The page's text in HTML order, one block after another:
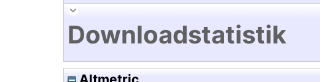
Downloadstatistik